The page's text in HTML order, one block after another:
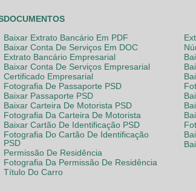
DOCUMENTOS
Baixar Extrato Bancário Em PDF
Baixar Conta De Serviços Em DOC
Extrato Bancário Empresarial
Baixar Conta De Serviços Empresarial
Certificado Empresarial
Fotografia De Passaporte PSD
Baixar Passaporte PSD
Baixar Carteira De Motorista PSD
Fotografia Da Carteira De Motorista
Baixar Cartão De Identificação PSD
Fotografia Do Cartão De Identificação
PSD
Permissão De Residência
Fotografia Da Permissão De Residência
Título Do Carro